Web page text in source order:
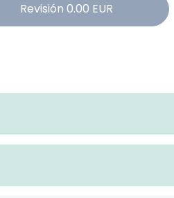
Revisión 0.00 EUR